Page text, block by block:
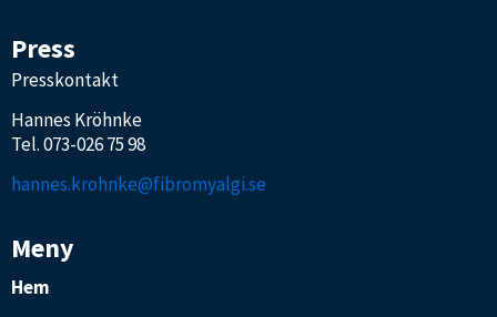
Press
Presskontakt
Hannes Kröhnke
Tel.073-026 75 98
hannes.krohnke@fibromyalgi.se
Meny
Hem